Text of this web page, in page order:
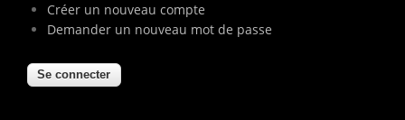
Créer un nouveau compte
Demander un nouveau mot de passe